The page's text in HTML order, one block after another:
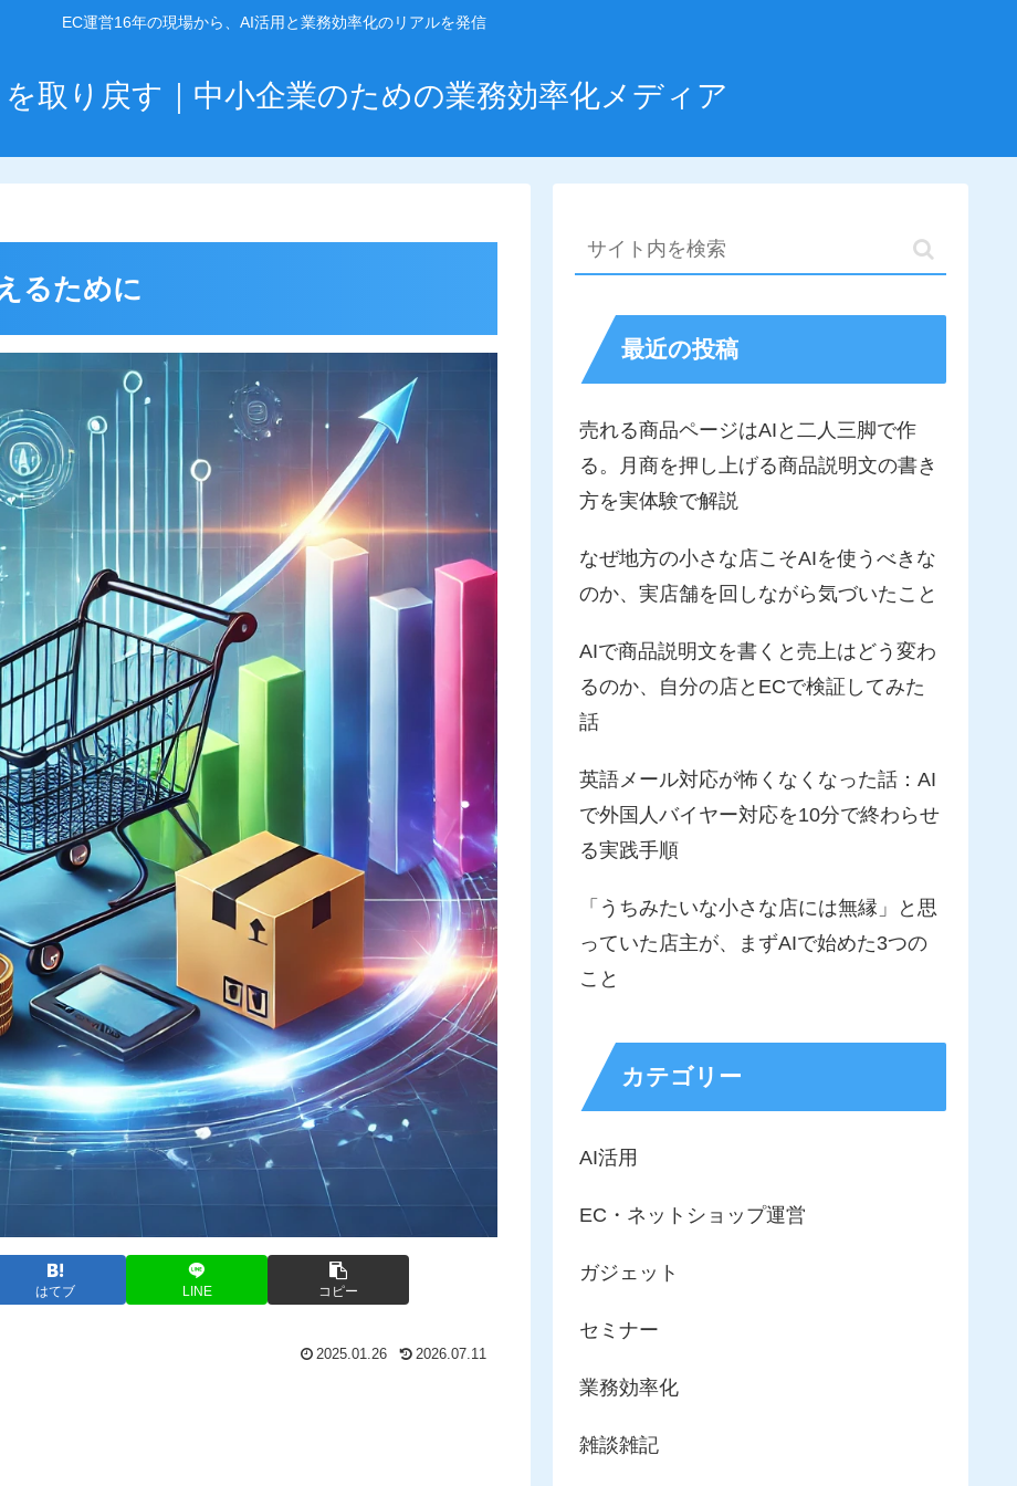
EC運営16年の現場から、AI活用と業務効率化のリアルを発信
取り戻す｜中小企業のための業務効率化メディア
るために
はてブ LINE コピー
2025.01.26 2026.07.11
最近の投稿
売れる商品ページはAIと二人三脚で作
る。月商を押し上げる商品説明文の書き
方を実体験で解説
なぜ地方の小さな店こそAIを使うべきな
のか、実店舗を回しながら気づいたこと
AIで商品説明文を書くと売上はどう変わ
るのか、自分の店とECで検証してみた
話
英語メール対応が怖くなくなった話：AI
で外国人バイヤー対応を10分で終わらせ
る実践手順
「うちみたいな小さな店には無縁」と思
っていた店主が、まずAIで始めた3つの
こと
カテゴリー
AI活用
EC・ネットショップ運営
ガジェット
セミナー
業務効率化
雑談雑記